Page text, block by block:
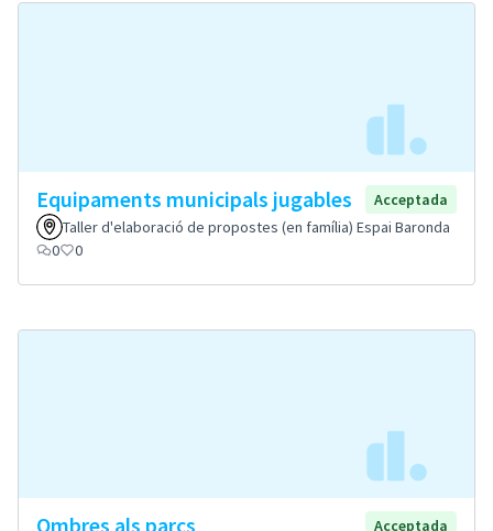
Equipaments municipals jugables
Acceptada
Taller d'elaboració de propostes (en família) Espai Baronda
0
0
Ombres als parcs
Acceptada